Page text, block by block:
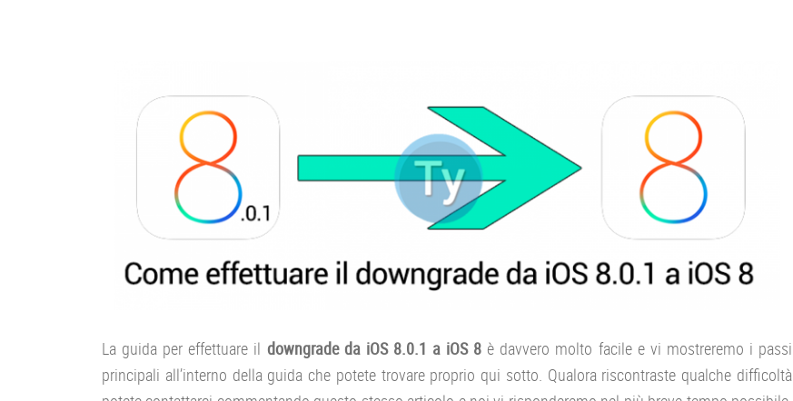
La guida per effettuare il downgrade da iOS 8.0.1 a iOS 8 è davvero molto facile e vi mostreremo i passi
principali all’interno della guida che potete trovare proprio qui sotto. Qualora riscontraste qualche difficoltà